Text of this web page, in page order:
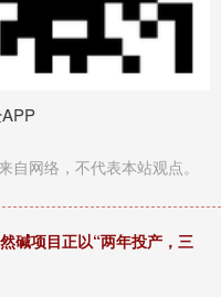
自网络，不代表本站观点。
碱项目正以“两年投产，三